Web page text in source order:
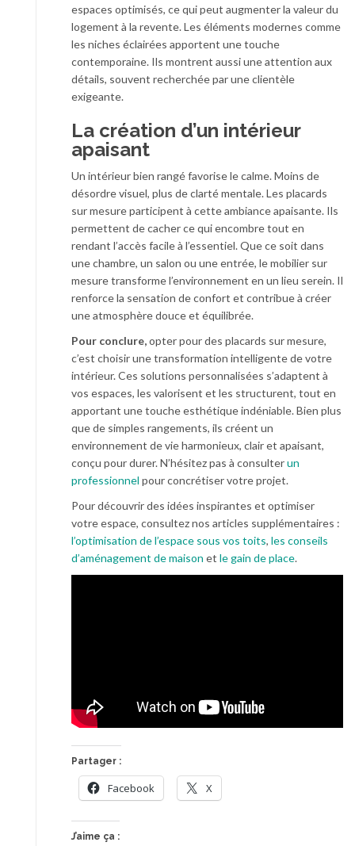
espaces optimisés, ce qui peut augmenter la valeur du
logement à la revente. Les éléments modernes comme
les niches éclairées apportent une touche
contemporaine. Ils montrent aussi une attention aux
détails, souvent recherchée par une clientèle
exigeante.
La création d’un intérieur
apaisant
Un intérieur bien rangé favorise le calme. Moins de
désordre visuel, plus de clarté mentale. Les placards
sur mesure participent à cette ambiance apaisante. Ils
permettent de cacher ce qui encombre tout en
rendant l’accès facile à l’essentiel. Que ce soit dans
une chambre, un salon ou une entrée, le mobilier sur
mesure transforme l’environnement en un lieu serein. Il
renforce la sensation de confort et contribue à créer
une atmosphère douce et équilibrée.
Pour conclure,opter pour des placards sur mesure,
c’est choisir une transformation intelligente de votre
intérieur. Ces solutions personnalisées s’adaptent à
vos espaces, les valorisent et les structurent, tout en
apportant une touche esthétique indéniable. Bien plus
que de simples rangements, ils créent un
environnement de vie harmonieux, clair et apaisant,
conçu pour durer. N’hésitez pas à consulterun
professionnel pour concrétiser votre projet.
Pour découvrir des idées inspirantes et optimiser
votre espace, consultez nos articles supplémentaires :
l’optimisation de l’espace sous vos toits, les conseils
d’aménagement de maison et le gain de place.
Partager :
Facebook X
J’aime ça :